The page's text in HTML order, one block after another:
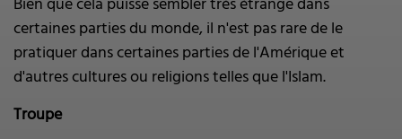
certaines parties du monde, il n'est pas rare de le
pratiquer dans certaines parties de l'Amérique et
d'autres cultures ou religions telles que l'Islam.
Troupe